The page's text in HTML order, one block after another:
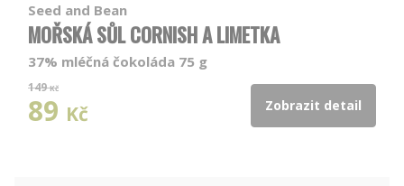
Seed and Bean
MOŘSKÁ SŮL CORNISH A LIMETKA
37% mléčná čokoláda 75 g
149 Kč
89 Kč Zobrazit detail